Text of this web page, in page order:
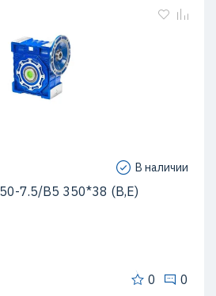
В наличии
7.5/B5 350*38 (B,E)
0 0